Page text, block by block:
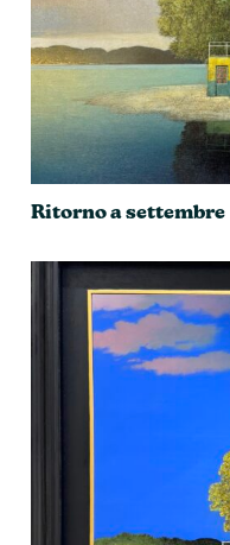
Ritorno a settembre